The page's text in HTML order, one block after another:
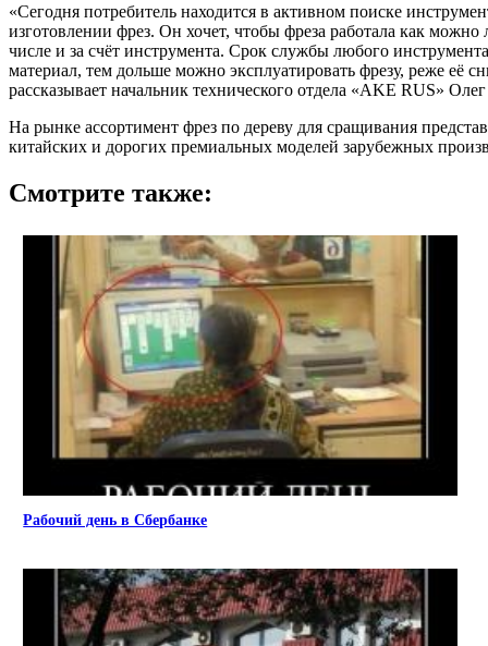
«Сегодня потребитель находится в активном поиске
изготовлении фрез. Он хочет, чтобы фреза работала как
числе и за счёт инструмента. Срок службы любого
материал, тем дольше можно эксплуатировать фрезу, реже её
рассказывает начальник технического отдела «AKE RUS»
На рынке ассортимент фрез по дереву для сращивания
китайских и дорогих премиальных моделей зарубежных
Смотрите также:
Рабочий день в Сбербанке